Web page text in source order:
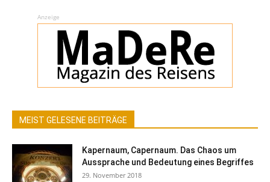
Anzeige
MEIST GELESENE BEITRÄGE
Kapernaum, Capernaum. Das Chaos um
Aussprache und Bedeutung eines Begriffes
29. November 2018